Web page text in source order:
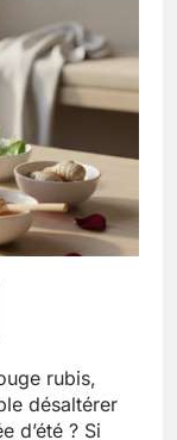
rubis,
désaltérer
d’été ? Si